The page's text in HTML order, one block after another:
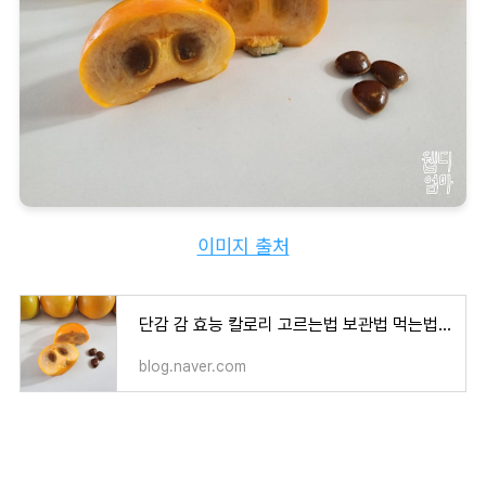
이미지 출처
단감 감 효능 칼로리 고르는법 보관법 먹는법 부작용 홍시, 감말랭이 만들기
blog.naver.com